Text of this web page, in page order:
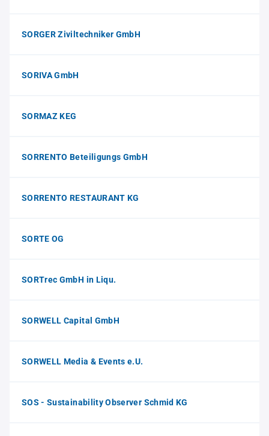
SORGER Ziviltechniker GmbH
SORIVA GmbH
SORMAZ KEG
SORRENTO Beteiligungs GmbH
SORRENTO RESTAURANT KG
SORTE OG
SORTrec GmbH in Liqu.
SORWELL Capital GmbH
SORWELL Media & Events e.U.
SOS - Sustainability Observer Schmid KG